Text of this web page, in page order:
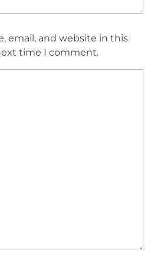
email, and website in this
time I comment.